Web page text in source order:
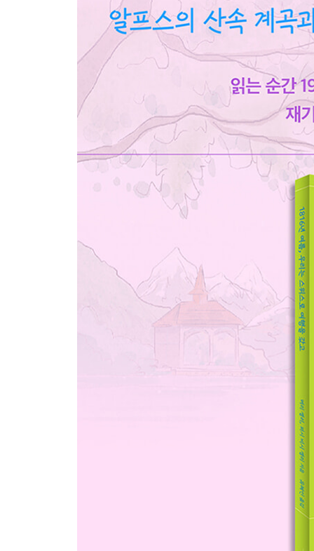
『프랑켄슈타인』 서문
『프랑켄슈타인』 1831년 판 서문
『프랑켄슈타인』 초판 서문